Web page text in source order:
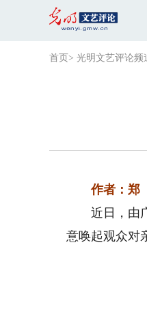
首页 > 光明文艺评论频
作者：郑
近日，由广
意唤起观众对